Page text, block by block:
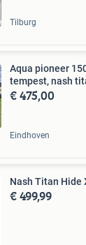
Tilburg
Aqua pioneer
tempest, nash
€ 475,00
Eindhoven
Nash Titan Hide
€ 499,99